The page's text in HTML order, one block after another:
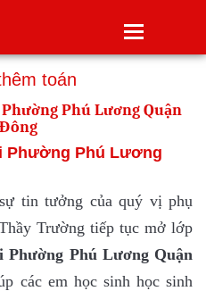
Toggle
toán
Phú Lương Quận
Phường Phú Lương
tin tưởng của quý vị phụ
Trường tiếp tục mở lớp
Phường Phú Lương Quận
các em học sinh học sinh